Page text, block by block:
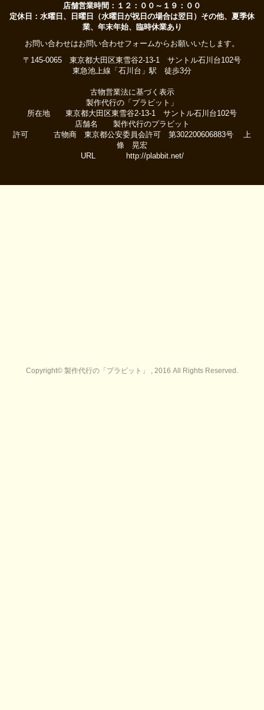
店舗営業時間：１２：００～１９：００
定休日：水曜日、日曜日（水曜日が祝日の場合は翌日）その他、夏季休
業、年末年始、臨時休業あり
お問い合わせはお問い合わせフォームからお願いいたします。
〒145-0065 東京都大田区東雪谷2-13-1 サントル石川台102号
東急池上線「石川台」駅 徒歩3分
古物営業法に基づく表示
製作代行の「プラビット」
所在地 東京都大田区東雪谷2-13-1 サントル石川台102号
店舗名 製作代行のプラビット
許可 古物商 東京都公安委員会許可 第302200606883号 上
條 晃宏
URL http://plabbit.net/
Copyright© 製作代行の「プラビット」 , 2016 All Rights Reserved.